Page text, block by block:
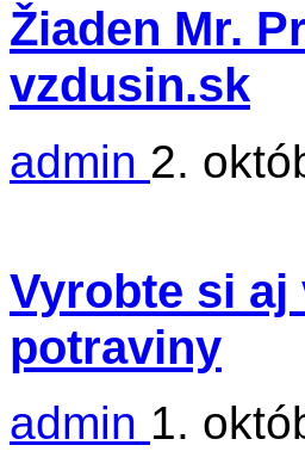
Žiaden Mr.
vzdusin.sk
admin 2.
Vyrobte si
potraviny
admin 1.